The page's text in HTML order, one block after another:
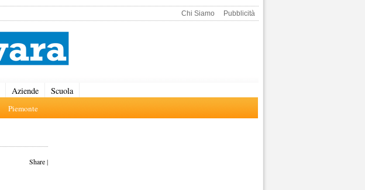
Chi Siamo Pubblicità
Piemonte
Aziende Scuola
Share|